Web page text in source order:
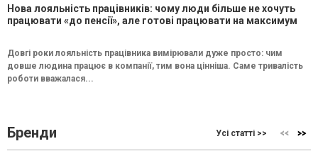
Нова лояльність працівників: чому люди більше не хочуть
працювати «до пенсії», але готові працювати на максимум
Довгі роки лояльність працівника вимірювали дуже просто: чим
довше людина працює в компанії, тим вона цінніша. Саме тривалість
роботи вважалася...
Бренди Усі статті >>